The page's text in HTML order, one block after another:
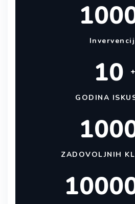
10 +
GODINA
ZADOVOLJNIH